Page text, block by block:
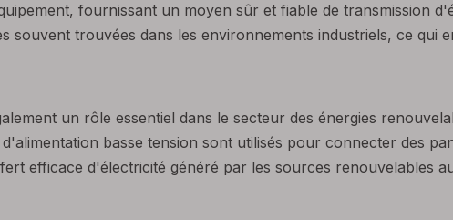
fournissant un moyen sûr et fiable de transmission
souvent trouvées dans les environnements industriels, ce qui
un rôle essentiel dans le secteur des énergies
basse tension sont utilisés pour connecter des
efficace d'électricité généré par les sources renouvelables